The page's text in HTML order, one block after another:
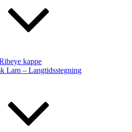
kappe
Lam – Langtidsstegning